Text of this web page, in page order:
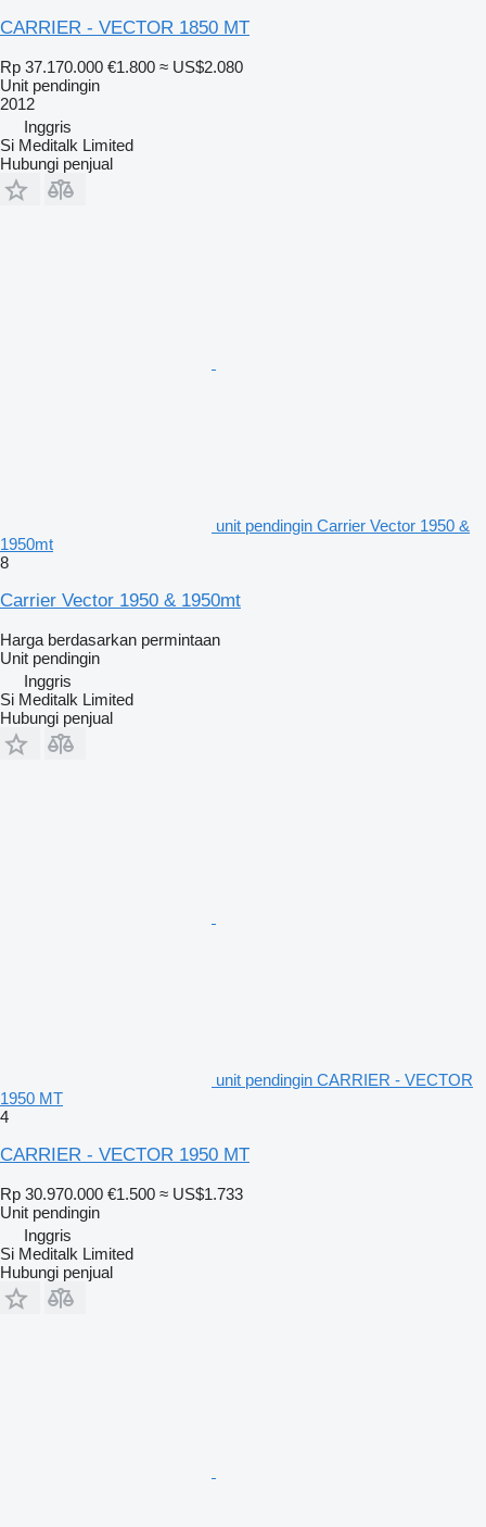
CARRIER - VECTOR 1850 MT
Rp 37.170.000 €1.800 ≈ US$2.080
Unit pendingin
2012
Inggris
Si Meditalk Limited
Hubungi penjual
unit pendingin Carrier Vector 1950 &
1950mt
8
Carrier Vector 1950 & 1950mt
Harga berdasarkan permintaan
Unit pendingin
Inggris
Si Meditalk Limited
Hubungi penjual
unit pendingin CARRIER - VECTOR
1950 MT
4
CARRIER - VECTOR 1950 MT
Rp 30.970.000 €1.500 ≈ US$1.733
Unit pendingin
Inggris
Si Meditalk Limited
Hubungi penjual